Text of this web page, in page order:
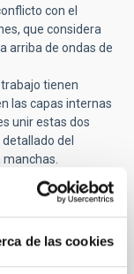
de las cookies
con el
que considera
arriba de ondas de
tienen
las capas internas
unir estas dos
del